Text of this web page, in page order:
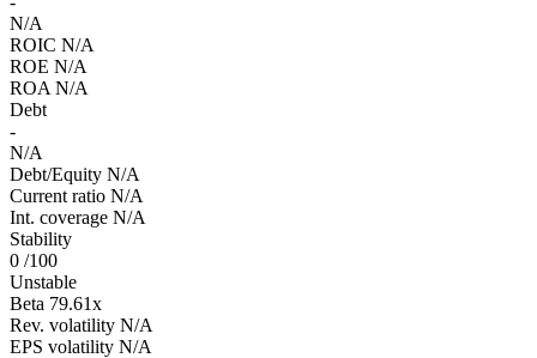
N/A
ROIC N/A
ROE N/A
ROA N/A
Debt
-
N/A
Debt/Equity N/A
Current ratio N/A
Int. coverage N/A
Stability
0 /100
Unstable
Beta 79.61x
Rev. volatility N/A
EPS volatility N/A